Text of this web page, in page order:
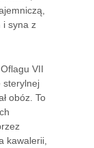
i syna z
VII
sterylnej
obóz. To
kawalerii,